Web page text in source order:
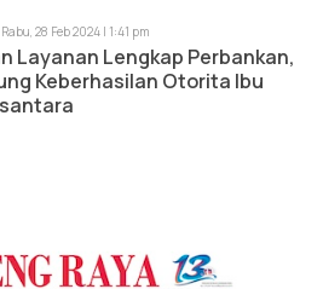
Rabu, 28 Feb 2024 | 1:41 pm
Layanan Lengkap Perbankan,
Keberhasilan Otorita Ibu